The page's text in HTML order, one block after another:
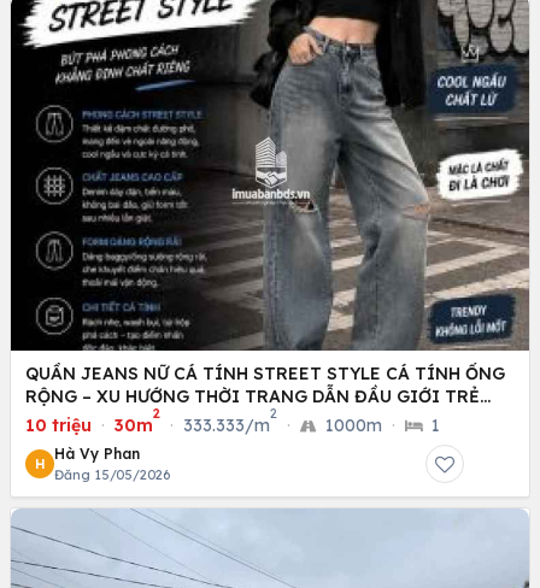
QUẦN JEANS NỮ CÁ TÍNH STREET STYLE CÁ TÍNH ỐNG
RỘNG – XU HƯỚNG THỜI TRANG DẪN ĐẦU GIỚI TRẺ
HIỆN NAY
10 triệu · 30m
2
· 333.333/m
2
· 1000m · 1
H
Hà Vy Phan
Đăng 15/05/2026